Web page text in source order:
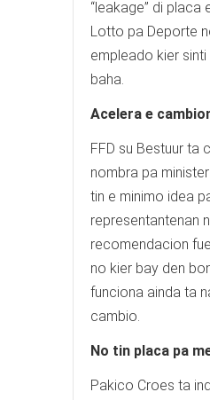
“leakage” di
Lotto pa Deporte
empleado kier
baha.
Acelera e
FFD su Bestuur ta
nombra pa
tin e minimo idea
representantenan
recomendacion
no kier bay den
funciona ainda ta
cambio.
No tin placa pa
Pakico Croes ta